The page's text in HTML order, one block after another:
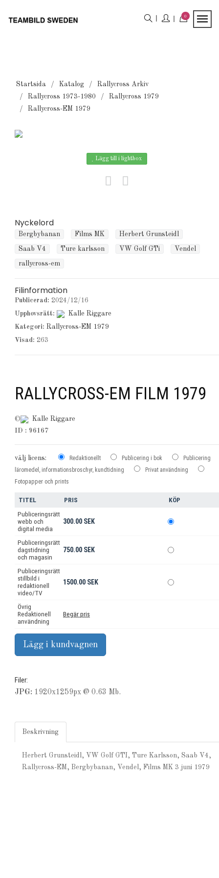
0
Startsida Katalog
Rallycross Arkiv
Rallycross 1973-1980
Rallycross 1979
Rallycross-EM 1979
Lägg till i lightbox
Nyckelord
Bergbybanan Films MK Herbert Grunsteidl
Saab V4 Ture karlsson VW Golf GTi Vendel
rallycross-em
Filinformation
Publicerad: 2024/12/16
Upphovsrätt:
Kalle Riggare
Kategori: Rallycross-EM 1979
Visad: 263
RALLYCROSS-EM FILM 1979
©
Kalle Riggare
ID : 96167
välj licens: Redaktionellt Publicering i bok
Publicering
läromedel, informationsbroschyr, kundtidning
Privat användning
Fotopapper och prints
TITEL PRIS
KÖP
Publiceringsrätt
webb och
digital media
300.00 SEK
Publiceringsrätt
dagstidning
och magasin
750.00 SEK
Publiceringsrätt
stillbild i
redaktionell
video/TV
1500.00 SEK
Övrig
Redaktionell
användning
Begär pris
Filer:
JPG: 1920x1259px @ 0.63 Mb.
Beskrivning
Herbert Grunsteidl, VW Golf GTI, Ture Karlsson, Saab V4,
Rallycross-EM, Bergbybanan, Vendel, Films MK 3 juni 1979